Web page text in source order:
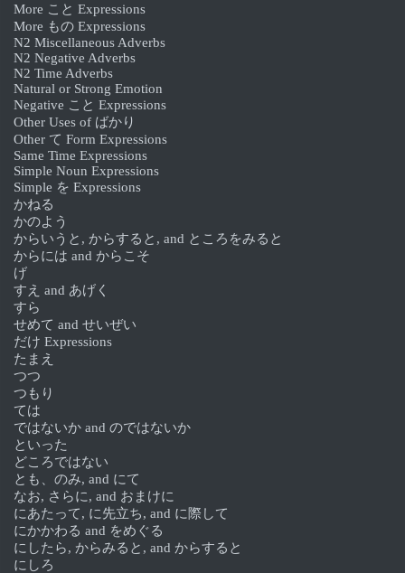
More こと Expressions
More もの Expressions
N2 Miscellaneous Adverbs
N2 Negative Adverbs
N2 Time Adverbs
Natural or Strong Emotion
Negative こと Expressions
Other Uses of ばかり
Other て Form Expressions
Same Time Expressions
Simple Noun Expressions
Simple を Expressions
かねる
かのよう
からいうと, からすると, and ところをみると
からには and からこそ
げ
すえ and あげく
すら
せめて and せいぜい
だけ Expressions
たまえ
つつ
つもり
ては
ではないか and のではないか
といった
どころではない
とも、のみ, and にて
なお, さらに, and おまけに
にあたって, に先立ち, and に際して
にかかわる and をめぐる
にしたら, からみると, and からすると
にしろ